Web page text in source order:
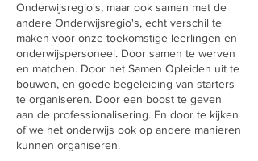
Onderwijsregio's, maar ook samen met de
andere Onderwijsregio's, echt verschil te
maken voor onze toekomstige leerlingen en
onderwijspersoneel. Door samen te werven
en matchen. Door het Samen Opleiden uit te
bouwen, en goede begeleiding van starters
te organiseren. Door een boost te geven
aan de professionalisering. En door te kijken
of we het onderwijs ook op andere manieren
kunnen organiseren.